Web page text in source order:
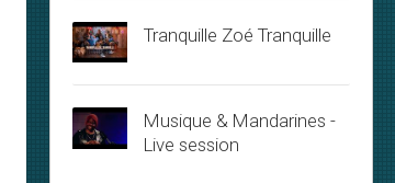
Tranquille Zoé Tranquille
Musique & Mandarines -
Live session